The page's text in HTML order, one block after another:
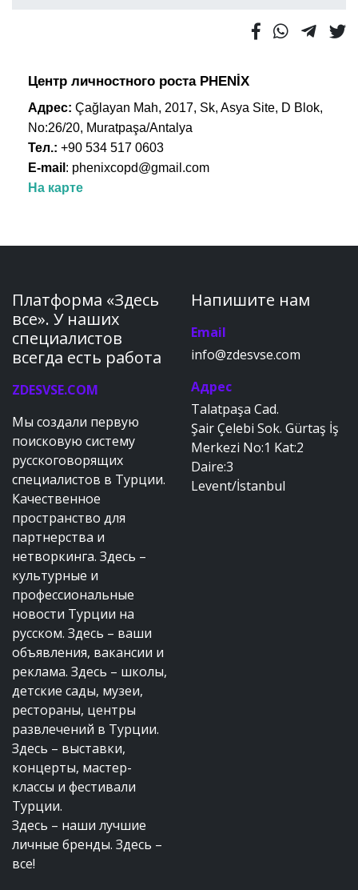
Центр личностного роста PHENİX
Адрес: Çağlayan Mah, 2017, Sk, Asya Site, D Blok,
No:26/20, Muratpaşa/Antalya
Тел.: +90 534 517 0603
E-mail : phenixcopd@gmail.com
На карте
Платформа «Здесь
все». У наших
специалистов
всегда есть работа
ZDESVSE.COM
Мы создали первую
поисковую систему
русскоговорящих
специалистов в Турции.
Качественное
пространство для
партнерства и
нетворкинга. Здесь –
культурные и
профессиональные
новости Турции на
русском. Здесь – ваши
объявления, вакансии и
реклама. Здесь – школы,
детские сады, музеи,
рестораны, центры
развлечений в Турции.
Здесь – выставки,
концерты, мастер-
классы и фестивали
Турции.
Здесь – наши лучшие
личные бренды. Здесь –
все!
Напишите нам
Email
info@zdesvse.com
Адрес
Talatpaşa Cad.
Şair Çelebi Sok. Gürtaş İş
Merkezi No:1 Kat:2
Daire:3
Levent/İstanbul